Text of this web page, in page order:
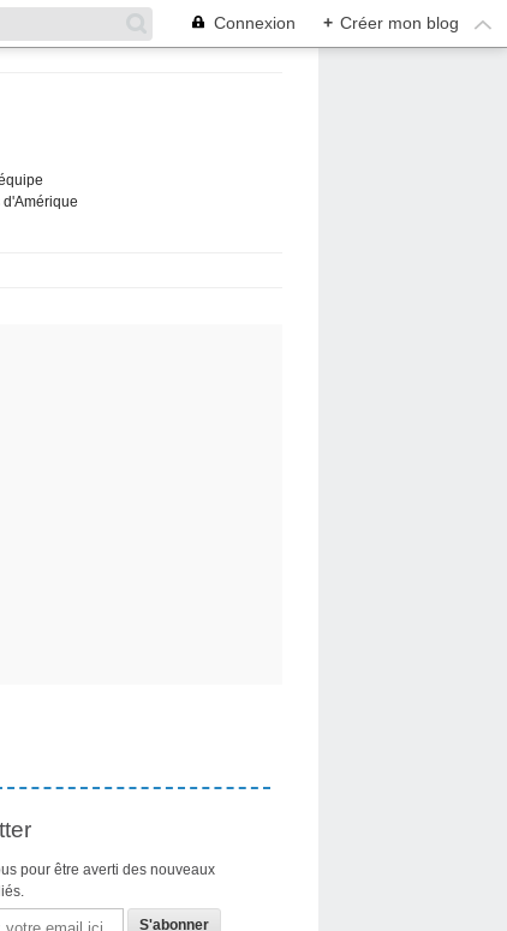
Connexion + Créer mon blog
pour être averti des nouveaux